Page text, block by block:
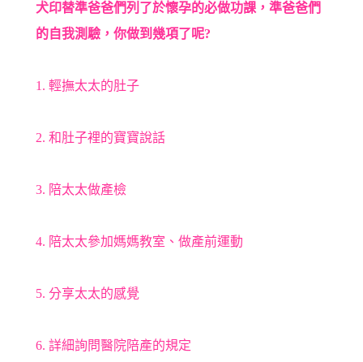
犬印替準爸爸們列了於懷孕的必做功課，準爸爸們
的自我測驗，你做到幾項了呢?
1. 輕撫太太的肚子
2. 和肚子裡的寶寶說話
3. 陪太太做產檢
4. 陪太太參加媽媽教室、做產前運動
5. 分享太太的感覺
6. 詳細詢問醫院陪產的規定